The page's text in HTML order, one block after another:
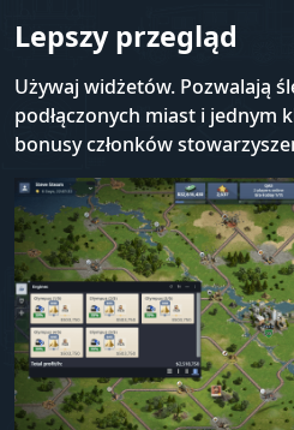
Lepszy przegląd
Używaj widżetów. Pozwalają
podłączonych miast i jednym
bonusy członków